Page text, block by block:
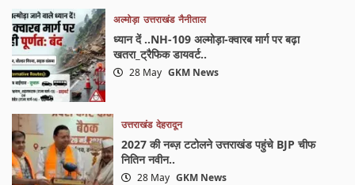
अल्मोड़ा उत्तराखंड नैनीताल
ध्यान दें ..NH-109 अल्मोड़ा-क्वारब मार्ग पर बढ़ा
खतरा_ट्रैफिक डायवर्ट..
28 May GKM News
उत्तराखंड देहरादून
2027 की नब्ज़ टटोलने उत्तराखंड पहुंचे BJP चीफ
नितिन नवीन..
28 May GKM News